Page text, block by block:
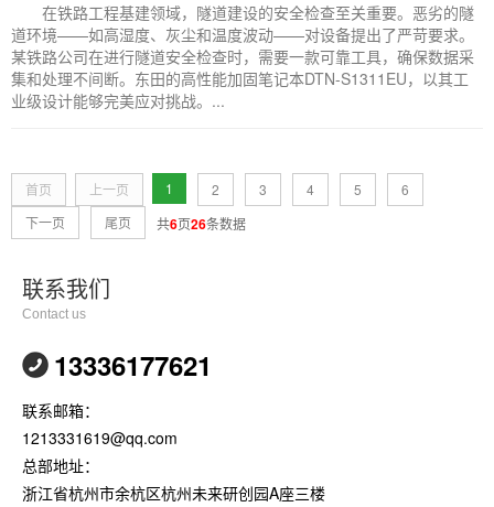
在铁路工程基建领域，隧道建设的安全检查至关重要。恶劣的隧
道环境——如高湿度、灰尘和温度波动——对设备提出了严苛要求。
某铁路公司在进行隧道安全检查时，需要一款可靠工具，确保数据采
集和处理不间断。东田的高性能加固笔记本DTN-S1311EU，以其工
业级设计能够完美应对挑战。...
首页 上一页 1 2 3 4 5
6
下一页
尾页 共6页26条数据
联系我们
Contact us
13336177621
联系邮箱：
1213331619@qq.com
总部地址：
浙江省杭州市余杭区杭州未来研创园A座三楼